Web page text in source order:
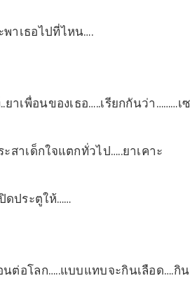
าเธอไปที่ไหน….
าเพื่อนของเธอ…..เรียกกันว่า………เ
สาเด็กใจแตกทั่วไป…..ยาเคาะ
ดประตูให้……
ต่อโลก…..แบบแทบจะกินเลือด….กิน